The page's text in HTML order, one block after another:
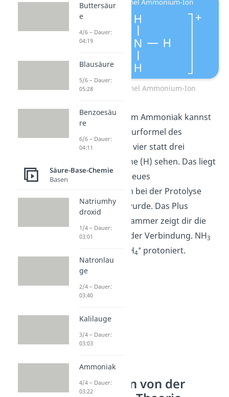
Strukturformel Ammonium-Ion
Im Gegensatz zum Ammoniak kannst
du bei der Strukturformel des
Ammonium-Ions vier statt drei
Wasserstoffatome (H) sehen. Das liegt
daran, dass ein neues
Wasserstoffatom bei der Protolyse
aufgenommen wurde. Das Plus
außerhalb der Klammer zeigt dir die
positive Ladung der Verbindung. NH3
wurde also zu NH4
+ protoniert.
Ausnahmen von der
Buttersäur
e
4/6 – Dauer:
04:19
Blausäure
5/6 – Dauer:
05:28
Benzoesäu
re
6/6 – Dauer:
04:11
Säure-Base-Chemie
Basen
Natriumhy
droxid
1/4 – Dauer:
03:01
Natronlau
ge
2/4 – Dauer:
03:40
Kalilauge
3/4 – Dauer:
03:03
Ammoniak
4/4 – Dauer:
03:22